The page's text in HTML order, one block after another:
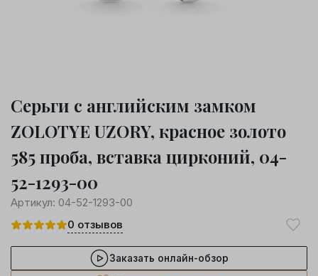
Серьги с английским замком
ZOLOTYE UZORY, красное золото
585 проба, вставка цирконий, 04-
52-1293-00
Артикул: 04-52-1293-00
0 отзывов
Заказать онлайн-обзор